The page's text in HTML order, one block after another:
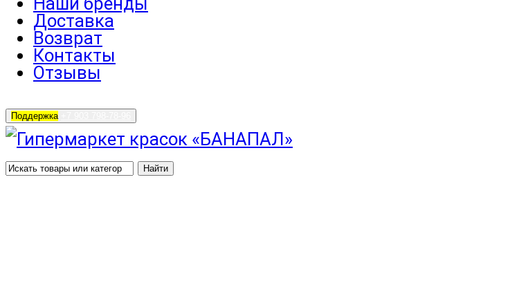
Доставка
Возврат
Контакты
Отзывы
Поддержка
Найти